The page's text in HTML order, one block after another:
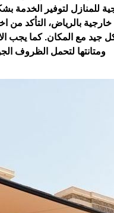
للمنازل لتوفير الخدمة
بالرياض، التأكد من
مع المكان. كما يجب
ومتانتها لتحمل الظروف